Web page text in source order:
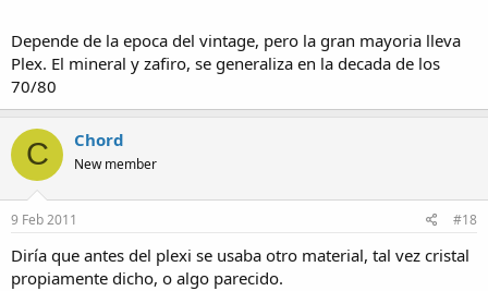
Depende de la epoca del vintage, pero la gran mayoria lleva
Plex. El mineral y zafiro, se generaliza en la decada de los
70/80
C Chord
New member
9 Feb 2011 #18
Diría que antes del plexi se usaba otro material, tal vez cristal
propiamente dicho, o algo parecido.